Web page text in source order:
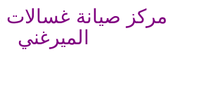
مركز صيانة
الميرغني